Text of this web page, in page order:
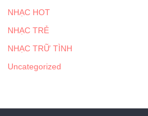
NHẠC HOT
NHẠC TRẺ
NHẠC TRỮ TÌNH
Uncategorized